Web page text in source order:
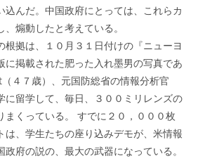
込んだ。中国政府にとっては、これらカ
煽動したと考えている。
根拠は、１０月３１日付けの『ニューヨ
に掲載された肥った入れ墨男の写真であ
４７歳）、元国防総省の情報分析官
に留学して、毎日、３００ミリレンズの
まくっている。 すでに２０，０００枚
は、学生たちの座り込みデモが、米情報
府の説の、最大の武器になっている。